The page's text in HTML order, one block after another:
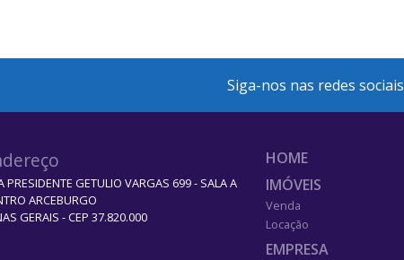
Siga-nos nas redes sociais
PRESIDENTE GETULIO VARGAS 699 - SALA A
ARCEBURGO
GERAIS - CEP 37.820.000
HOME
IMÓVEIS
Venda
Locação
EMPRESA